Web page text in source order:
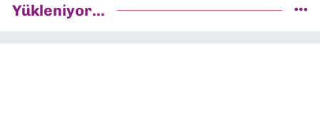
Yükleniyor...